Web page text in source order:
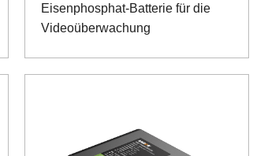
Eisenphosphat-Batterie für die
Videoüberwachung